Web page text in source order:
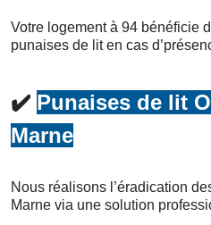
Votre logement à 94 bénéficie
punaises de lit en cas
✔️ Punaises de lit
Marne
Nous réalisons l’éradication
Marne via une solution